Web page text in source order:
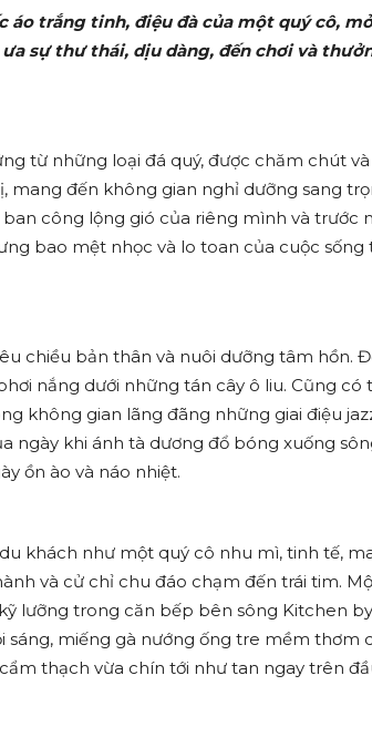
áo trắng tinh, điệu đà của một quý cô,
sự thư thái, dịu dàng, đến chơi và
từ những loại đá quý, được chăm chút
đến không gian nghỉ dưỡng sang
công lộng gió của riêng mình và trước
bao mệt nhọc và lo toan của cuộc sống
chiều bản thân và nuôi dưỡng tâm hồn.
nắng dưới những tán cây ô liu. Cũng có
không gian lãng đãng những giai điệu
ngày khi ánh tà dương đổ bóng xuống
ồn ào và náo nhiệt.
khách như một quý cô nhu mì, tinh tế,
và cử chỉ chu đáo chạm đến trái tim.
lưỡng trong căn bếp bên sông Kitchen
sáng, miếng gà nướng ống tre mềm thơm
thạch vừa chín tới như tan ngay trên